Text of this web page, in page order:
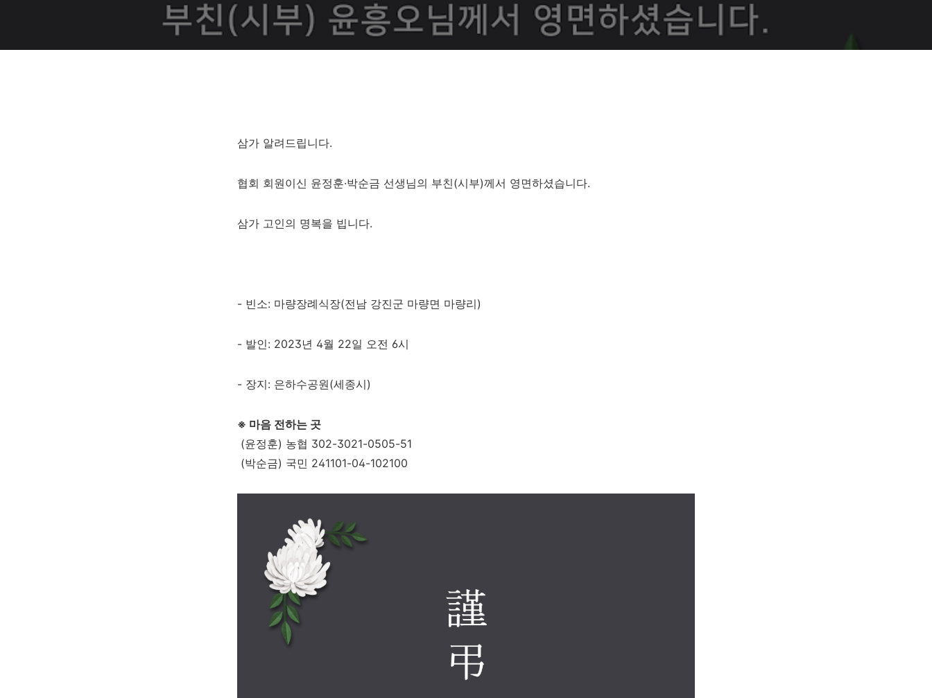
삼가 알려드립니다.
협회 회원이신 윤정훈·박순금 선생님의 부친(시부)께서 영면하셨습니다.
삼가 고인의 명복을 빕니다.
- 빈소: 마량장례식장(전남 강진군 마량면 마량리)
- 발인: 2023년 4월 22일 오전 6시
- 장지: 은하수공원(세종시)
※ 마음 전하는 곳
(윤정훈) 농협 302-3021-0505-51
(박순금) 국민 241101-04-102100